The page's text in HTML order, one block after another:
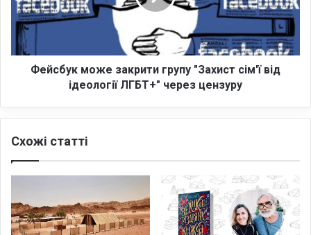
д
ж
в
р
о
к
о
р
р
у
Фейсбук може закрити групу "Захист сім'ї від
ідеології ЛГБТ+" через цензуру
Схожі статті